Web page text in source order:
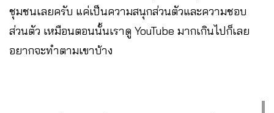
ชุมชนเลยครับ แค่เป็นความสนุกส่วนตัวและความชอบ
ส่วนตัว เหมือนตอนนั้นเราดู YouTube มากเกินไปก็เลย
อยากจะทำตามเขาบ้าง